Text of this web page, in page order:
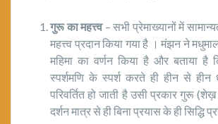
गुरू का महत्त्व– सभी प्रेमाख्यानों में
महत्त्व प्रदान किया गया है । मंझन ने
महिमा का वर्णन किया है और बताया है
स्पर्शमणि के स्पर्श करते ही हीन से हीन
परिवर्तित हो जाती है उसी प्रकार गुरू
दर्शन मात्र से ही बिना प्रयास के ही सिद्धि